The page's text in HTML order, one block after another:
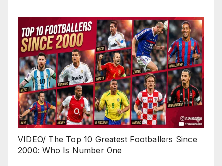
VIDEO/ The Top 10 Greatest Footballers Since
2000: Who Is Number One